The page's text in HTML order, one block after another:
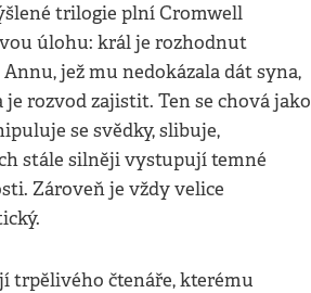
trilogie plní Cromwell
úlohu: král je rozhodnut
jež mu nedokázala dát syna,
rozvod zajistit. Ten se chová jako
se svědky, slibuje,
stále silněji vystupují temné
Zároveň je vždy velice
trpělivého čtenáře, kterému